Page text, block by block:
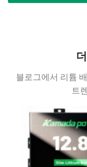
블로그에서 리튬
트